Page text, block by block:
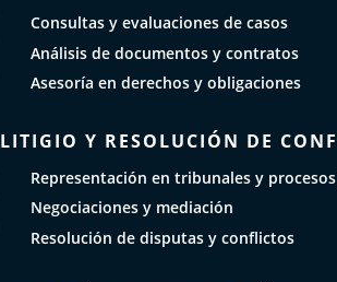
Consultas y evaluaciones de casos
Análisis de documentos y contratos
Asesoría en derechos y obligaciones
LITIGIO Y RESOLUCIÓN DE
Representación en tribunales y
Negociaciones y mediación
Resolución de disputas y conflictos